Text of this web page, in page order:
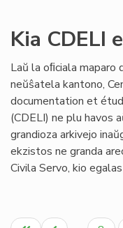
Kia CDELI
Laŭ la oﬁciala maparo
neŭŝatela kantono,
documentation et
(CDELI) ne plu havos
grandioza arkivejo
ekzistos ne granda
Civila Servo, kio
Pagination